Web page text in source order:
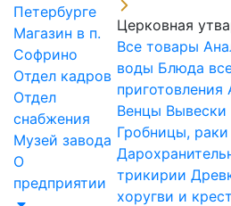
Петербурге
Магазин в п.
Софрино
Отдел кадров
Отдел
снабжения
Музей завода
О
предприятии
Церковная
Все товары
воды Блюда
приготовления
Венцы
Гробницы, раки
трикирии
хоругви и